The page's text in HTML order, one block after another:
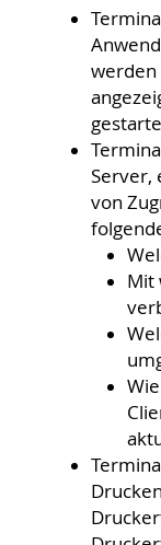
werden
Server,
von
Mit